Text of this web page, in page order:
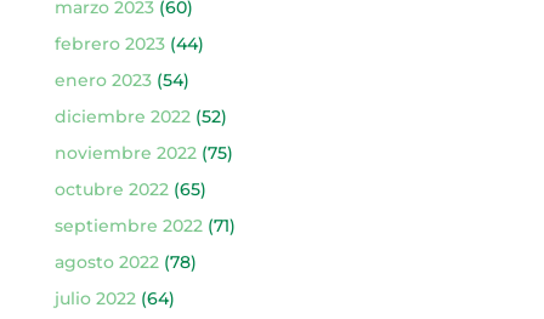
marzo 2023(60)
febrero 2023(44)
enero 2023(54)
diciembre 2022(52)
noviembre 2022(75)
octubre 2022(65)
septiembre 2022(71)
agosto 2022(78)
julio 2022(64)